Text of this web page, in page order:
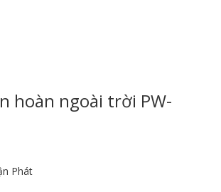
hoàn ngoài trời PW-
Phát